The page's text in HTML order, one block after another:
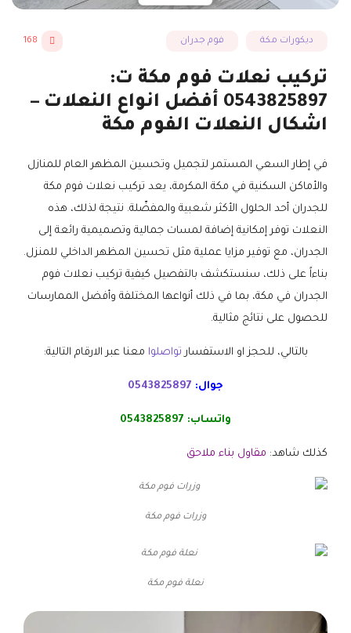
ديكورات مكة فوم جدران 168
تركيب نعلات فوم مكة ت:
0543825897 أفضل انواع النعلات –
اشكال النعلات الفوم مكة
في إطار السعي المستمر لتجميل وتحسين المظهر العام للمنازل
والأماكن السكنية في مكة المكرمة، يعد تركيب نعلات فوم مكة
للجدران أحد الحلول الأكثر شعبية والمفضّلة. نتيجة لذلك، هذه
النعلات توفر إمكانية إضافة لمسات جمالية وتصميمية رائعة إلى
الجدران، مع توفير مزايا عملية مثل تحسين المظهر الداخلي للمنزل.
بناءاً على ذلك، سنستكشف بالتفصيل كيفية تركيب نعلات فوم
الجدران في مكة، بما في ذلك أنواعها المختلفة وأفضل الممارسات
للحصول على نتائج مثالية.
بالتالي، للحجز او الاستفسار تواصلوا معنا عبر الارقام التالية:
جوال: 0543825897
واتساب: 0543825897
كذلك شاهد: مقاول بناء ملاحق
وزرات فوم مكة
نعلة فوم مكة